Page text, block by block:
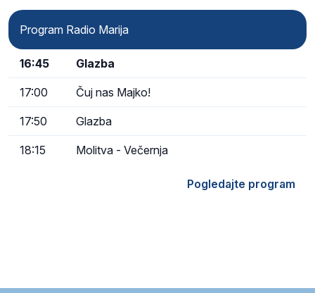
Program Radio Marija
16:45 Glazba
17:00 Čuj nas Majko!
17:50 Glazba
18:15 Molitva - Večernja
Pogledajte program